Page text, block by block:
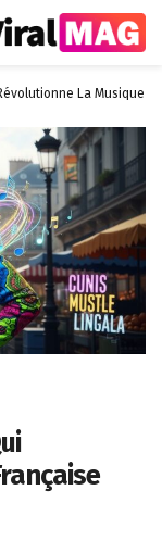
La Musique